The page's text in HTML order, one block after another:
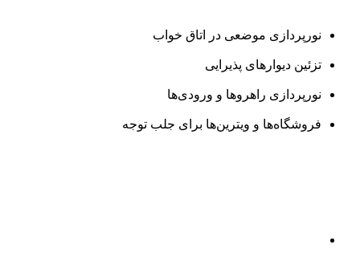
نورپردازی موضعی در اتاق خواب
تزئین دیوارهای پذیرایی
نورپردازی راهروها و ورودی‌ها
فروشگاه‌ها و ویترین‌ها برای جلب توجه